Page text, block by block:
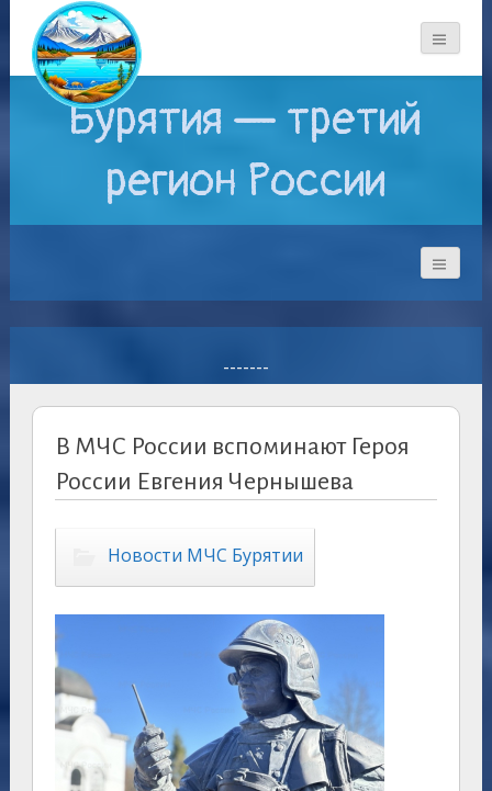
Бурятия — третий
регион России
-------
В МЧС России вспоминают Героя
России Евгения Чернышева
Новости МЧС Бурятии